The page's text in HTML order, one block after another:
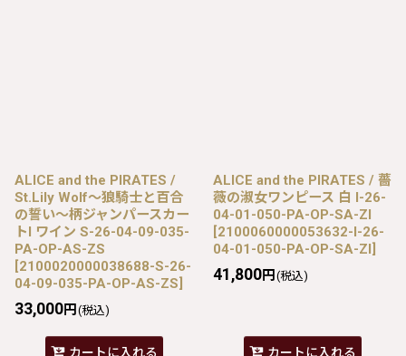
ALICE and the PIRATES /
St.Lily Wolf〜狼騎士と百合
の誓い〜柄ジャンパースカー
トI ワイン S-26-04-09-035-
PA-OP-AS-ZS
[2100020000038688-S-26-
04-09-035-PA-OP-AS-ZS]
33,000円 (税込)
カートに入れる
ALICE and the PIRATES / 薔
薇の淑女ワンピース 白 I-26-
04-01-050-PA-OP-SA-ZI
[2100060000053632-I-26-
04-01-050-PA-OP-SA-ZI]
41,800円 (税込)
カートに入れる